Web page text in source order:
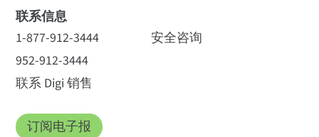
联系信息
1-877-912-3444
952-912-3444
联系 Digi 销售
安全咨询
订阅电子报